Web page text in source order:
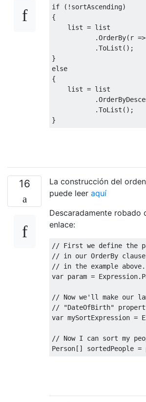
if (! sortAscending)
{
list = list
.OrderBy( r =>
.ToList ();
}
else
{
list = list
.
.ToList ();
}
16
La construcción del
puede leer aquí
Descaradamente robado
enlace:
// First we define the
// in our OrderBy
// in the example above.
var param = Expression.
// Now we'll make our
// "DateOfBirth"
var mySortExpression =
// Now I can sort my
Person[] sortedPeople =